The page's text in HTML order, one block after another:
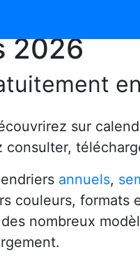
2026
sur
consulter,
annuels,
couleurs, formats
nombreux